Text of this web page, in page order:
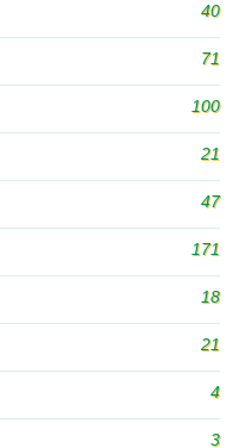
40
71
100
21
47
171
18
21
4
3